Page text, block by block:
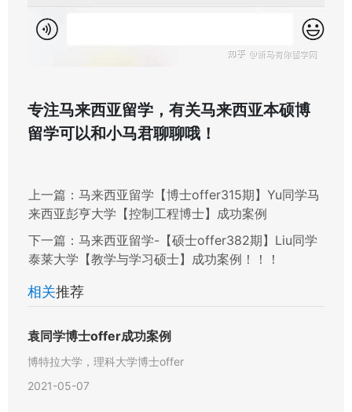
专注马来西亚留学，有关马来西亚本硕博
留学可以和小马君聊聊哦！
上一篇： 马来西亚留学【博士offer315期】Yu同学马
来西亚彭亨大学【控制工程博士】成功案例
下一篇： 马来西亚留学-【硕士offer382期】Liu同学
泰莱大学【教学与学习硕士】成功案例！！！
相关推荐
袁同学博士offer成功案例
博特拉大学，理科大学博士offer
2021-05-07